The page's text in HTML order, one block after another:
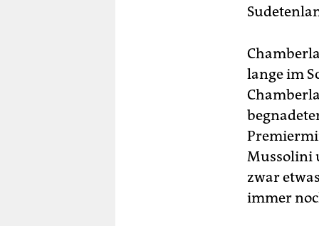
lange im
Mussolini
zwar
immer